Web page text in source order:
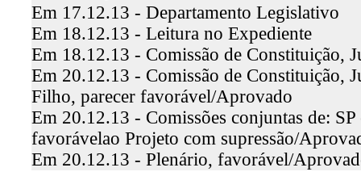
Em 17.12.13 - Departamento Legislativo
Em 18.12.13 - Leitura no Expediente
Em 18.12.13 - Comissão de Constituição,
Em 20.12.13 - Comissão de Constituição,
Filho, parecer favorável/Aprovado
Em 20.12.13 - Comissões conjuntas de:
favorávelao Projeto com supressão/
Em 20.12.13 - Plenário, favorável/